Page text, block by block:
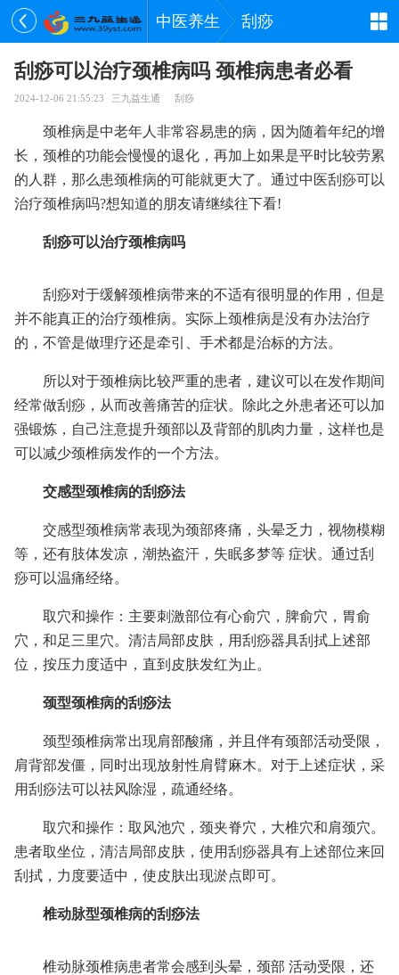
中医养生 刮痧
刮痧可以治疗颈椎病吗 颈椎病患者必看
2024-12-06 21:55:23 三九益生通 刮痧
颈椎病是中老年人非常容易患的病，因为随着年纪的增
长，颈椎的功能会慢慢的退化，再加上如果是平时比较劳累
的人群，那么患颈椎病的可能就更大了。通过中医刮痧可以
治疗颈椎病吗?想知道的朋友请继续往下看!
刮痧可以治疗颈椎病吗
刮痧对于缓解颈椎病带来的不适有很明显的作用，但是
并不能真正的治疗颈椎病。实际上颈椎病是没有办法治疗
的，不管是做理疗还是牵引、手术都是治标的方法。
所以对于颈椎病比较严重的患者，建议可以在发作期间
经常做刮痧，从而改善痛苦的症状。除此之外患者还可以加
强锻炼，自己注意提升颈部以及背部的肌肉力量，这样也是
可以减少颈椎病发作的一个方法。
交感型颈椎病的刮痧法
交感型颈椎病常表现为颈部疼痛，头晕乏力，视物模糊
等，还有肢体发凉，潮热盗汗，失眠多梦等 症状。通过刮
痧可以温痛经络。
取穴和操作：主要刺激部位有心俞穴，脾俞穴，胃俞
穴，和足三里穴。清洁局部皮肤，用刮痧器具刮拭上述部
位，按压力度适中，直到皮肤发红为止。
颈型颈椎病的刮痧法
颈型颈椎病常出现肩部酸痛，并且伴有颈部活动受限，
肩背部发僵，同时出现放射性肩臂麻木。对于上述症状，采
用刮痧法可以祛风除湿，疏通经络。
取穴和操作：取风池穴，颈夹脊穴，大椎穴和肩颈穴。
患者取坐位，清洁局部皮肤，使用刮痧器具有上述部位来回
刮拭，力度要适中，使皮肤出现淤点即可。
椎动脉型颈椎病的刮痧法
椎动脉颈椎病患者常会感到头晕，颈部 活动受限，还